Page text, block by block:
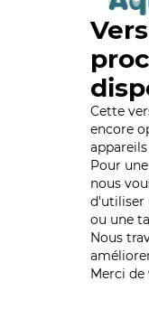
Cette
encore
Pour
nous
d'utiliser
ou une
Nous
Merci